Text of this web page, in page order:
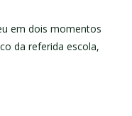
em dois momentos
da referida escola,